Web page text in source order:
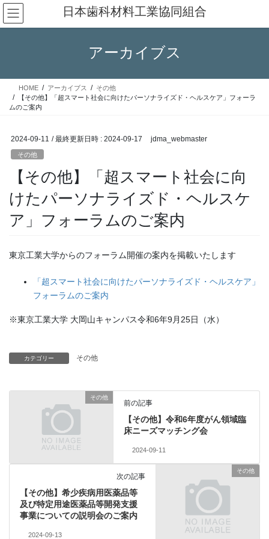
コ
ン
テ
ス
ナ
ビ
ゲ
ン
日本歯科材料工業協同組合
アーカイブス
HOME アーカイブス
その他
【その他】「超スマート社会に向けたパーソナライズド・ヘルスケア」フォーラ
ムのご案内
2024-09-11 / 最終更新日時 : 2024-09-17 jdma_webmaster
その他
【その他】「超スマート社会に向
けたパーソナライズド・ヘルスケ
ア」フォーラムのご案内
東京工業大学からのフォーラム開催の案内を掲載いたします
「超スマート社会に向けたパーソナライズド・ヘルスケア」
フォーラムのご案内
※東京工業大学 大岡山キャンパス令和6年9月25日（水）
カテゴリー その他
その他
前の記事
【その他】令和6年度がん領域臨
床ニーズマッチング会
2024-09-11
その他
次の記事
【その他】希少疾病用医薬品等
及び特定用途医薬品等開発支援
事業についての説明会のご案内
2024-09-13